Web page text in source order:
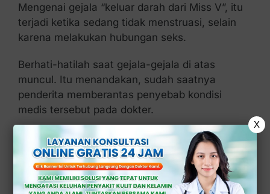
Mengenai gejala “keluar darah dari Miss V”, itu
terjadi ketika sedang tidak menstruasi, selain
karena melakukan hubungan seks.
Berhati-hatilah saat gejala-gejala di atas
muncul. Itu menandakan, sudah saatnya
penderita memberantas penyebab kondisi
medis tersebut pada dokter.
Kenapa Penyakit Kencing Nanah
Terjadi?
X